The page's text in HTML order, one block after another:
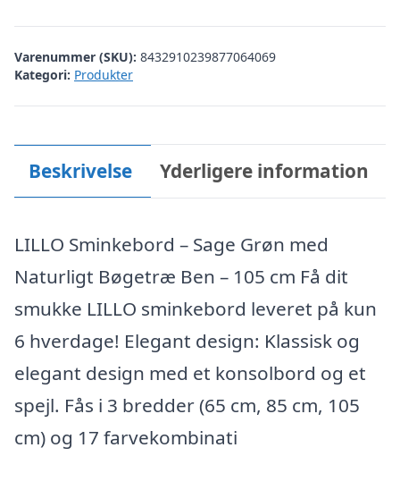
Varenummer (SKU): 8432910239877064069
Kategori: Produkter
Beskrivelse Yderligere information
LILLO Sminkebord – Sage Grøn med
Naturligt Bøgetræ Ben – 105 cm Få dit
smukke LILLO sminkebord leveret på kun
6 hverdage! Elegant design: Klassisk og
elegant design med et konsolbord og et
spejl. Fås i 3 bredder (65 cm, 85 cm, 105
cm) og 17 farvekombinati